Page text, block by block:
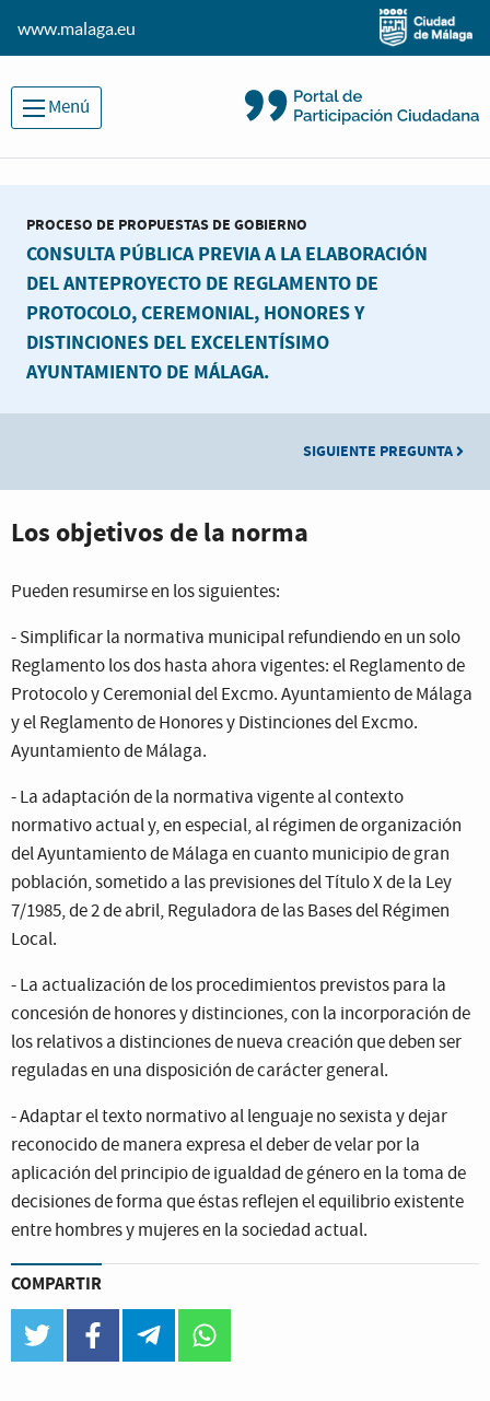
www.malaga.eu
Menú
PROCESO DE PROPUESTAS DE GOBIERNO
CONSULTA PÚBLICA PREVIA A LA ELABORACIÓN
DEL ANTEPROYECTO DE REGLAMENTO DE
PROTOCOLO, CEREMONIAL, HONORES Y
DISTINCIONES DEL EXCELENTÍSIMO
AYUNTAMIENTO DE MÁLAGA.
SIGUIENTE PREGUNTA
Los objetivos de la norma
Pueden resumirse en los siguientes:
- Simplificar la normativa municipal refundiendo en un solo
Reglamento los dos hasta ahora vigentes: el Reglamento de
Protocolo y Ceremonial del Excmo. Ayuntamiento de Málaga
y el Reglamento de Honores y Distinciones del Excmo.
Ayuntamiento de Málaga.
- La adaptación de la normativa vigente al contexto
normativo actual y, en especial, al régimen de organización
del Ayuntamiento de Málaga en cuanto municipio de gran
población, sometido a las previsiones del Título X de la Ley
7/1985, de 2 de abril, Reguladora de las Bases del Régimen
Local.
- La actualización de los procedimientos previstos para la
concesión de honores y distinciones, con la incorporación de
los relativos a distinciones de nueva creación que deben ser
reguladas en una disposición de carácter general.
- Adaptar el texto normativo al lenguaje no sexista y dejar
reconocido de manera expresa el deber de velar por la
aplicación del principio de igualdad de género en la toma de
decisiones de forma que éstas reflejen el equilibrio existente
entre hombres y mujeres en la sociedad actual.
COMPARTIR
twitter facebook telegram